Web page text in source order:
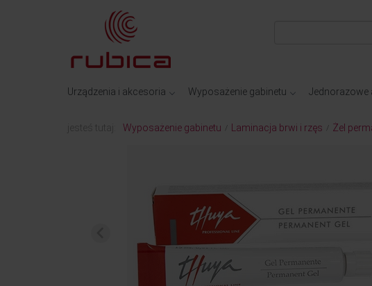
Urządzenia i akcesoria Wyposażenie gabinetu Jednorazowe
jesteś tutaj: Wyposażenie gabinetu Laminacja brwi i rzęs Żel